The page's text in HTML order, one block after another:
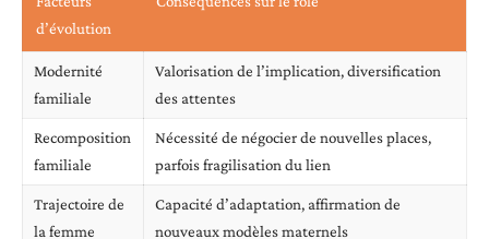
d’évolution
Modernité
familiale
Valorisation de l’implication, diversification
des attentes
Recomposition
familiale
Nécessité de négocier de nouvelles places,
parfois fragilisation du lien
Trajectoire de
la femme
Capacité d’adaptation, affirmation de
nouveaux modèles maternels